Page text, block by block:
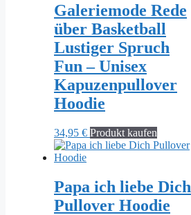
Galeriemode Rede
über Basketball
Lustiger Spruch
Fun – Unisex
Kapuzenpullover
Hoodie
34,95 € Produkt kaufen
Papa ich liebe Dich
Pullover Hoodie